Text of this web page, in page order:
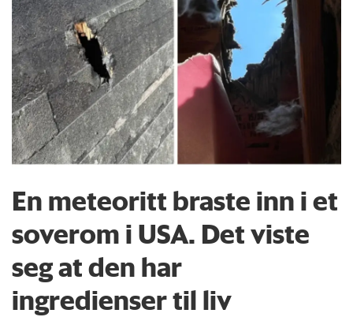
En meteoritt braste inn i et
soverom i USA. Det viste
seg at den har
ingredienser til liv